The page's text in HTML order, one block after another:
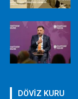
DÖVİZ KURU